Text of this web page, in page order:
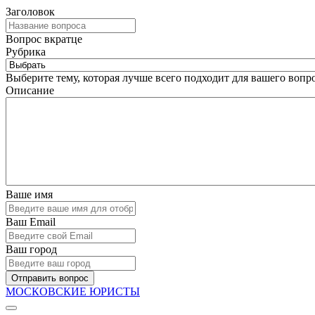
Заголовок
Вопрос вкратце
Рубрика
Выберите тему, которая лучше всего подходит для вашего
Описание
Ваше имя
Ваш Email
Ваш город
Отправить вопрос
МОСКОВСКИЕ ЮРИСТЫ